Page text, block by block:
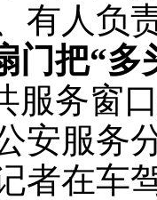
有人负
门把“多
服务窗
安服务
者在车